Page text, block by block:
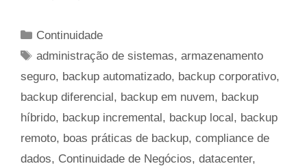
Categorias
Continuidade
Tags
administração de sistemas,armazenamento
seguro, backup automatizado, backup corporativo,
backup diferencial, backup em nuvem, backup
híbrido, backup incremental, backup local, backup
remoto, boas práticas de backup, compliance de
dados, Continuidade de Negócios, datacenter,